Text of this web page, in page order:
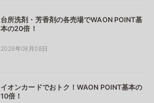
台所洗剤・芳香剤の各売場でWAON POINT基
本の20倍！
2026年08月08日
イオンカードでおトク！WAON POINT基本の
10倍！